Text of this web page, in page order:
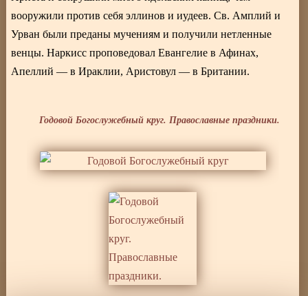
вооружили против себя эллинов и иудеев. Св. Амплий и
Урван были преданы мучениям и получили нетленные
венцы. Наркисс проповедовал Евангелие в Афинах,
Апеллий — в Ираклии, Аристовул — в Британии.
Годовой Богослужебный круг. Православные праздники.